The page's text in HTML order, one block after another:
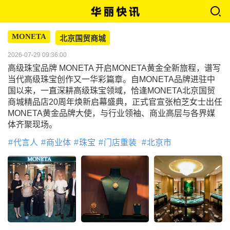
MONETA 北京国贸商城
2026-07-29 09:36:00
高级珠宝品牌 MONETA 开启MONETA黄金全新旅程，谱写
当代高级珠宝创作又一华彩篇章。自MONETA品牌进驻中
国以来，一直深耕高级珠宝领域，恰逢MONETA北京国贸
商城精品店20周年焕新启幕盛典，正式官宣张柏芝女士出任
MONETA黄金品牌大使，与行业领袖、商业高层与各界媒
体齐聚现场。
代言人 商业体 珠宝 门店重装 北京市